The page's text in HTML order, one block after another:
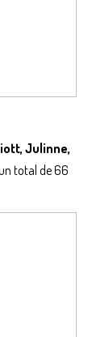
Julinne,
total de 66